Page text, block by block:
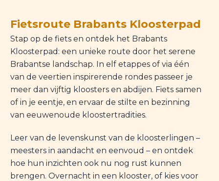
Fietsroute Brabants Kloosterpad
Stap op de fiets en ontdek het Brabants
Kloosterpad: een unieke route door het serene
Brabantse landschap. In elf etappes of via één
van de veertien inspirerende rondes passeer je
meer dan vijftig kloosters en abdijen. Fiets samen
of in je eentje, en ervaar de stilte en bezinning
van eeuwenoude kloostertradities.
Leer van de levenskunst van de kloosterlingen –
meesters in aandacht en eenvoud – en ontdek
hoe hun inzichten ook nu nog rust kunnen
brengen. Overnacht in een klooster, of kies voor